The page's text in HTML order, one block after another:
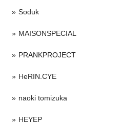
Soduk
MAISONSPECIAL
PRANKPROJECT
HeRIN.CYE
naoki tomizuka
HEYEP